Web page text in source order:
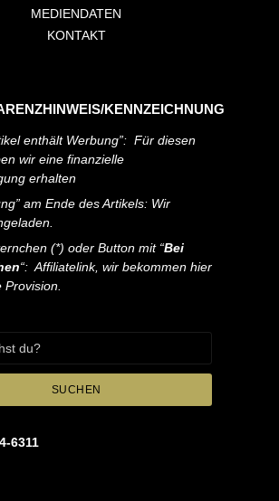
MEDIENDATEN
KONTAKT
KENNZEICHNUNG
enthält Werbung”: Für diesen
wir eine finanzielle
erhalten
am Ende des Artikels: Wir
(*) oder Button mit “Bei
“: Affiliatelink, wir bekommen hier
SUCHEN
6311